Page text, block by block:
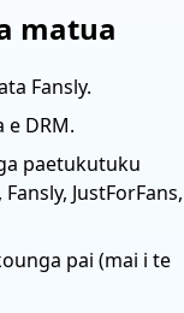
matua
Fansly.
DRM.
paetukutuku
JustForFans,
pai (mai i te